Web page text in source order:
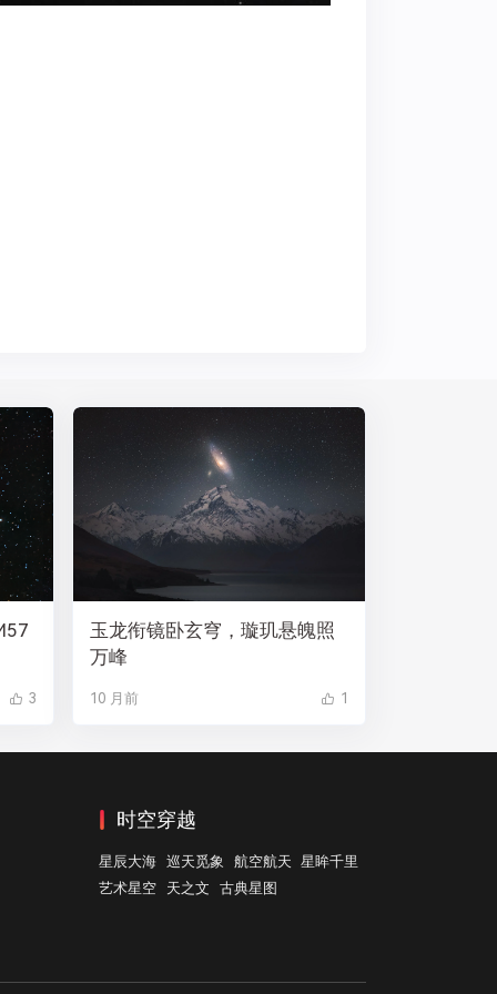
3
玉龙衔镜卧玄穹，璇玑悬魄照
万峰
10 月前 1
时空穿越
星辰大海 巡天觅象 航空航天
星眸千里
艺术星空
天之文 古典星图